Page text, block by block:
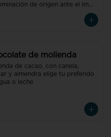
de origen ante el impi,
de molienda
de cacao, con canela,
y almendra elige tu preferido
o leche